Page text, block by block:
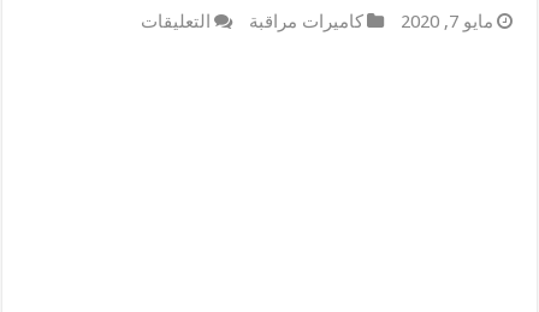
مايو 7, 2020 كاميرات مراقبة التعليقات